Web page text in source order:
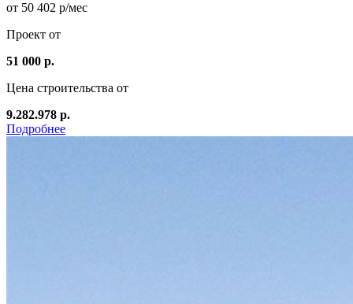
от 50 402 р/мес
Проект от
51 000 р.
Цена строительства от
9.282.978 р.
Подробнее